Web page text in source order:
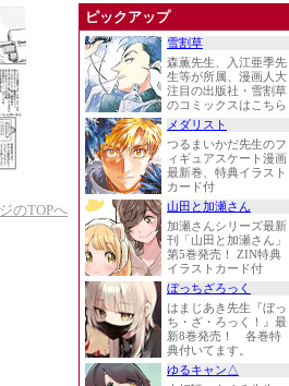
のTOPへ
ピックアップ
雪割草
森薫先生、入江亜季先
生等が所属、漫画人大
注目の出版社・雪割草
のコミックスはこちら
メダリスト
つるまいかだ先生のフ
ィギュアスケート漫画
最新巻、特典イラスト
カード付
山田と加瀬さん
加瀬さんシリーズ最新
刊「山田と加瀬さん」
第5巻発売！ ZIN特典
イラストカード付
ぼっちざろっく
はまじあき先生『ぼっ
ち・ざ・ろっく！』最
新8巻発売！ 各巻特
典付いてます。
ゆるキャン△